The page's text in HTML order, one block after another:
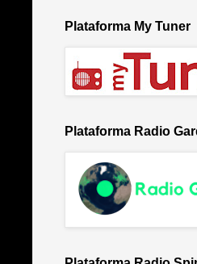
Plataforma My Tuner
Plataforma Radio